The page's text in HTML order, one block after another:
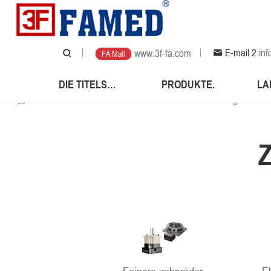
E-mail 2:
FA Mall www.3f-fa.com
DIE TITELSEITE. PRODUKTE.